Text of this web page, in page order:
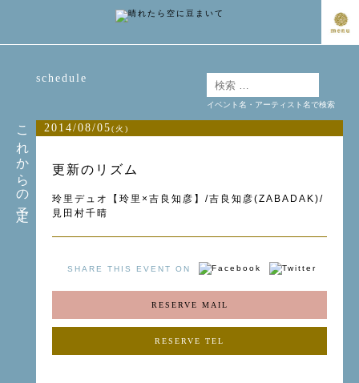
これからの予定
schedule
2014/08/05(火)
更新のリズム
玲里デュオ【玲里×吉良知彦】/吉良知彦(ZABADAK)/
見田村千晴
SHARE THIS EVENT ON
RESERVE MAIL
RESERVE TEL
イベント名・アーティスト名で検索